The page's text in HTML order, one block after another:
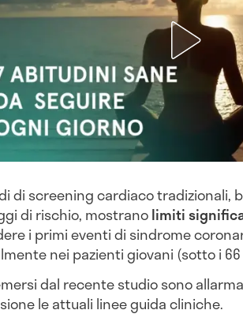
di screening cardiaco tradizionali,
di rischio, mostranolimiti
i primi eventi di sindrome
nei pazienti giovani (sotto i
dal recente studio sono
le attuali linee guida cliniche.